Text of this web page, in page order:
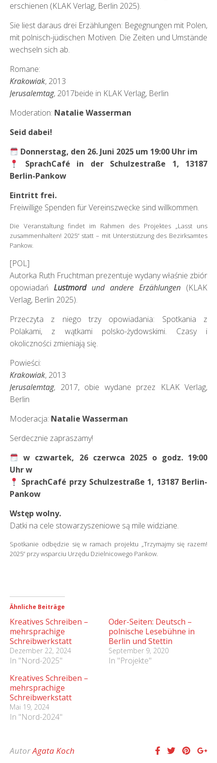
erschienen (KLAK Verlag, Berlin 2025).
Sie liest daraus drei Erzählungen: Begegnungen mit Polen,
mit polnisch-jüdischen Motiven. Die Zeiten und Umstände
wechseln sich ab.
Romane:
Krakowiak, 2013
Jerusalemtag, 2017beide in KLAK Verlag, Berlin
Moderation: Natalie Wasserman
Seid dabei!
Donnerstag, den 26. Juni 2025 um 19:00 Uhr im
SprachCafé in der Schulzestraße 1, 13187
Berlin-Pankow
Eintritt frei.
Freiwillige Spenden für Vereinszwecke sind willkommen.
Die Veranstaltung findet im Rahmen des Projektes „Lasst uns
zusammenhalten! 2025“ statt – mit Unterstützung des Bezirksamtes
Pankow.
[POL]
Autorka Ruth Fruchtman prezentuje wydany właśnie zbiór
opowiadań Lustmord und andere Erzählungen (KLAK
Verlag, Berlin 2025).
Przeczyta z niego trzy opowiadania: Spotkania z
Polakami, z wątkami polsko-żydowskimi. Czasy i
okoliczności zmieniają się.
Powieści:
Krakowiak, 2013
Jerusalemtag, 2017, obie wydane przez KLAK Verlag,
Berlin
Moderacja: Natalie Wasserman
Serdecznie zapraszamy!
w czwartek, 26 czerwca 2025 o godz. 19:00
Uhr w
SprachCafé przy Schulzestraße 1, 13187 Berlin-
Pankow
Wstęp wolny.
Datki na cele stowarzyszeniowe są mile widziane.
Spotkanie odbędzie się w ramach projektu „Trzymajmy się razem!
2025“ przy wsparciu Urzędu Dzielnicowego Pankow.
Ähnliche Beiträge
Kreatives Schreiben –
mehrsprachige
Schreibwerkstatt
Dezember 22, 2024
In "Nord-2025"
Oder-Seiten: Deutsch –
polnische Lesebühne in
Berlin und Stettin
September 9, 2020
In "Projekte"
Kreatives Schreiben –
mehrsprachige
Schreibwerkstatt
Mai 19, 2024
In "Nord-2024"
AutorAgata Koch